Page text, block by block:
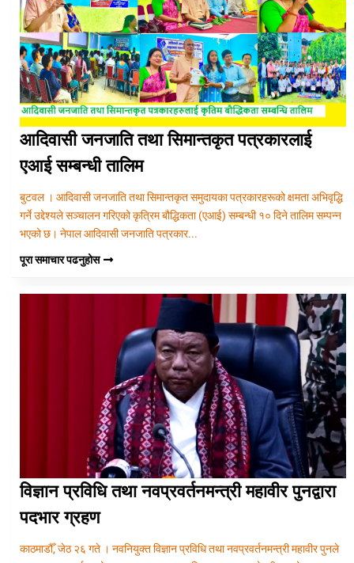
आदिवासी जनजाति तथा सिमान्तकृत पत्रकारलाई
एआई सम्बन्धी तालिम
बुटवल । आदिवासी जनजाति तथा सिमान्तकृत समुदायका पत्रकारहरूको क्षमता अभिवृद्धि
गर्ने उद्देश्यले सञ्चालन गरिएको कृत्रिम बौद्धिकता (एआई) सम्बन्धी १० दिने तालिम सम्पन्न
भएको छ। नेपाल आदिवासी जनजाति पत्रकार...
पूरा समाचार पढनुहोस
विज्ञान प्रविधि तथा नवप्रवर्तनमन्त्री महावीर पुनद्वारा
पदभार ग्रहण
काठमाडौँ, जेठ २६ गते । नवनियुक्त विज्ञान प्रविधि तथा नवप्रवर्तनमन्त्री महावीर पुनले